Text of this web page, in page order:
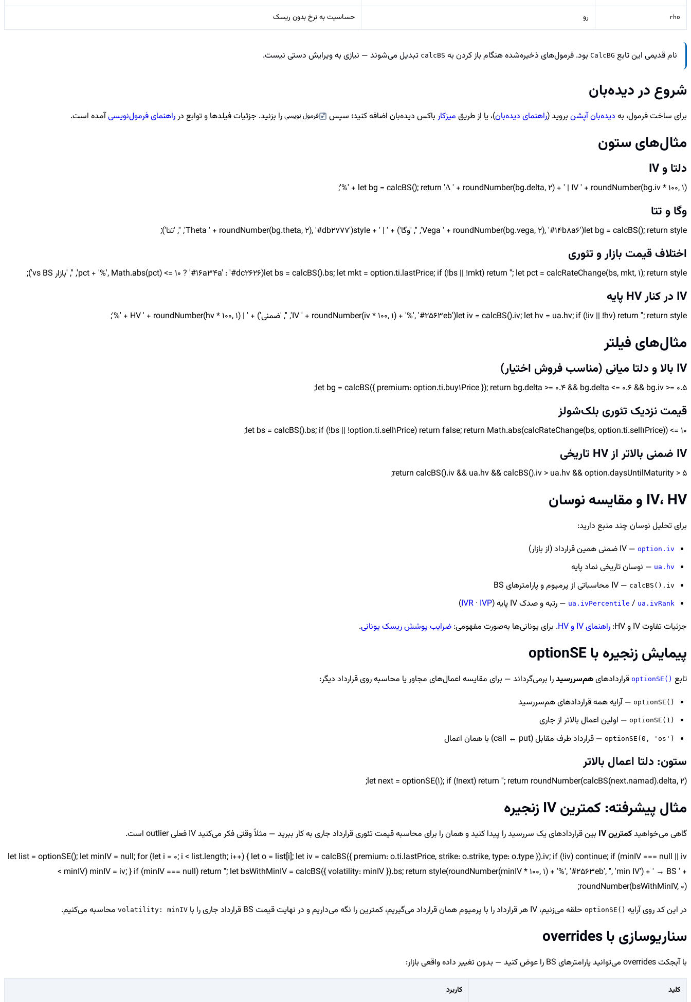
rho رو حساسیت به نرخ بدون ریسک
نام قدیمی این تابع CalcBG بود. فرمول‌های ذخیره‌شده هنگام باز کردن به calcBS تبدیل می‌شوند — نیازی به ویرایش دستی نیست.
شروع در دیده‌بان
برای ساخت فرمول، به دیده‌بان آپشن بروید (راهنمای دیده‌بان)، یا از طریق میزکار باکس دیده‌بان اضافه کنید؛ سپس فرمول نویسیرا بزنید. جزئیات فیلدها و توابع درراهنمای فرمول‌نویسیآمده است.
مثال‌های ستون
دلتا و IV
let bg = calcBS(); return 'Δ ' + roundNumber(bg.delta, 2) + ' | IV ' + roundNumber(bg.iv * 100, 1) + '%';
وگا و تتا
let bg = calcBS(); return style('Vega ' + roundNumber(bg.vega, 2), '#14b8a6', '', 'وگا') + ' | ' + style('Theta ' + roundNumber(bg.theta, 2), '#db2777', '', 'تتا');
اختلاف قیمت بازار و تئوری
let bs = calcBS().bs; let mkt = option.ti.lastPrice; if (!bs || !mkt) return ''; let pct = calcRateChange(bs, mkt, 1); return style(pct + '%', Math.abs(pct) <= 10 ? '#16a34a' : '#dc2626', '', 'بازار vs BS');
IV در کنار HV پایه
let iv = calcBS().iv; let hv = ua.hv; if (!iv || !hv) return ''; return style('IV ' + roundNumber(iv * 100, 1) + '%', '#2563eb', '', 'ضمنی') + ' | HV ' + roundNumber(hv * 100, 1) + '%';
مثال‌های فیلتر
IV بالا و دلتا میانی (مناسب فروش اختیار)
let bg = calcBS({ premium: option.ti.buy1Price }); return bg.delta >= 0.4 && bg.delta <= 0.6 && bg.iv >= 0.5;
قیمت نزدیک تئوری بلک‌شولز
let bs = calcBS().bs; if (!bs || !option.ti.sell1Price) return false; return Math.abs(calcRateChange(bs, option.ti.sell1Price)) <= 10;
IV ضمنی بالاتر از HV تاریخی
return calcBS().iv && ua.hv && calcBS().iv > ua.hv && option.daysUntilMaturity > 5;
IV، HV و مقایسه نوسان
برای تحلیل نوسان چند منبع دارید:
option.iv — IV ضمنی همین قرارداد (از بازار)
ua.hv — نوسان تاریخی نماد پایه
calcBS().iv — IV محاسباتی از پرمیوم و پارامترهای BS
ua.ivRank
/
ua.ivPercentile — رتبه و صدک IV پایه ( IVR · IVP
)
جزئیات تفاوت IV و HV:
راهنمای IV و HV . برای یونانی‌ها به‌صورت مفهومی: ضرایب پوشش ریسک یونانی.
پیمایش زنجیره با optionSE
تابع optionSE() قراردادهایهم‌سررسیدرا برمی‌گرداند — برای مقایسه اعمال‌های مجاور یا محاسبه روی قرارداد دیگر:
optionSE() — آرایه همه قراردادهای هم‌سررسید
optionSE(1) — اولین اعمال بالاتر از جاری
optionSE(0, 'os') — قرارداد طرف مقابل (call ↔ put) با همان اعمال
ستون: دلتا اعمال بالاتر
let next = optionSE(1); if (!next) return ''; return roundNumber(calcBS(next.namad).delta, 2);
مثال پیشرفته: کمترین IV زنجیره
گاهی می‌خواهیدکمترین IV
بین قراردادهای یک سررسید را پیدا کنید و همان را برای محاسبه قیمت تئوری قرارداد جاری به کار ببرید — مثلاً وقتی فکر می‌کنید IV فعلی outlier است.
let list = optionSE(); let minIV = null; for (let i = 0; i < list.length; i++) { let o = list[i]; let iv = calcBS({ premium: o.ti.lastPrice, strike: o.strike, type: o.type }).iv; if (!iv) continue; if (minIV === null || iv
< minIV) minIV = iv; } if (minIV === null) return ''; let bsWithMinIV = calcBS({ volatility: minIV }).bs; return style(roundNumber(minIV * 100, 1) + '%', '#2563eb', '', 'min IV') + ' → BS ' +
roundNumber(bsWithMinIV, 0);
در این کد روی آرایه optionSE() حلقه می‌زنیم، IV هر قرارداد را با پرمیوم همان قرارداد می‌گیریم، کمترین را نگه می‌داریم و در نهایت قیمت BS قرارداد جاری را با volatility: minIV محاسبه می‌کنیم.
سناریوسازی با overrides
با آبجکت overrides می‌توانید پارامترهای BS را عوض کنید — بدون تغییر داده واقعی بازار:
کلید کاربرد